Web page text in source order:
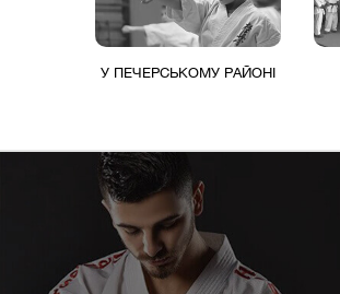
У ПЕЧЕРСЬКОМУ РАЙОНІ